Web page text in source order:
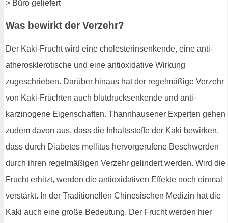
Was bewirkt der Verzehr?
Der Kaki-Frucht wird eine cholesterinsenkende, eine anti-
atherosklerotische und eine antioxidative Wirkung
zugeschrieben. Darüber hinaus hat der regelmäßige Verzehr
von Kaki-Früchten auch blutdrucksenkende und anti-
karzinogene Eigenschaften. Thannhausener Experten gehen
zudem davon aus, dass die Inhaltsstoffe der Kaki bewirken,
dass durch Diabetes mellitus hervorgerufene Beschwerden
durch ihren regelmäßigen Verzehr gelindert werden. Wird die
Frucht erhitzt, werden die antioxidativen Effekte noch einmal
verstärkt. In der Traditionellen Chinesischen Medizin hat die
Kaki auch eine große Bedeutung. Der Frucht werden hier